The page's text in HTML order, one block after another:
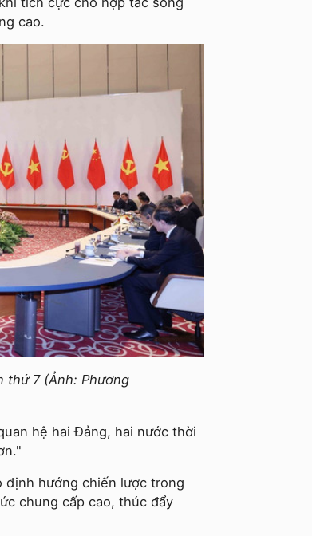
cao.
thứ 7 (Ảnh: Phương
hệ hai Đảng, hai nước thời
định hướng chiến lược trong
chung cấp cao, thúc đẩy